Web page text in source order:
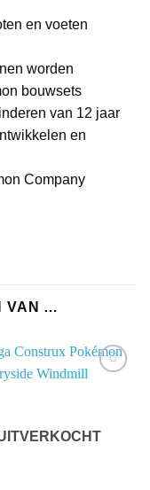
en voeten
worden
bouwsets
van 12 jaar
en
Company
VAN …